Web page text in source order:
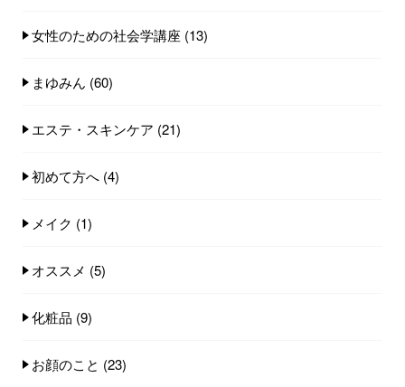
女性のための社会学講座 (13)
まゆみん (60)
エステ・スキンケア (21)
初めて方へ (4)
メイク (1)
オススメ (5)
化粧品 (9)
お顔のこと (23)